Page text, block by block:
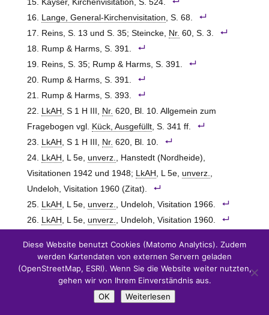
Kayser, Kirchenvisitation, S. 524.
Lange, General-Kirchenvisitation , S. 68.
Reins, S. 13 und S. 35; Steincke,
Nr. 60, S. 3.
Rump & Harms, S. 391.
Reins, S. 35; Rump & Harms, S. 391.
Rump & Harms, S. 391.
Rump & Harms, S. 393.
LkAH
, S 1 H III, Nr. 620, Bl. 10. Allgemein zum
Fragebogen vgl.
Kück, Ausgefüllt, S. 341 ff.
LkAH
, S 1 H III, Nr. 620, Bl. 10.
LkAH
, L 5e, unverz.
, Hanstedt (Nordheide),
Visitationen 1942 und 1948;
LkAH , L 5e, unverz.
Undeloh, Visitation 1960 (Zitat).
LkAH
, L 5e, unverz.
, Undeloh, Visitation 1966.
LkAH
, L 5e, unverz.
, Undeloh, Visitation 1960.
Vgl.u. a. LkAH, L 5e,unverz., Undeloh, Visitation
LKA, G 9 B, Undeloh Bd. I, passim. Zum Verein
Naturschutzpark, gegründet 1909, vgl. Reins, S. 40 f.
Diese Website benutzt Cookies (Matomo Analytics). Zudem
werden Kartendaten von externen Servern geladen
(OpenStreetMap, ESRI). Wenn Sie die Website weiter nutzten,
gehen wir von Ihrem Einverständnis aus.
OK
Weiterlesen